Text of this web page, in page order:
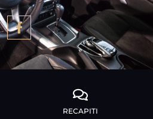
RECAPITI